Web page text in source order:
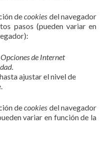
decookies del navegador
pasos (pueden variar en
Opciones de Internet
.
ajustar el nivel de
decookies del navegador
variar en función de la